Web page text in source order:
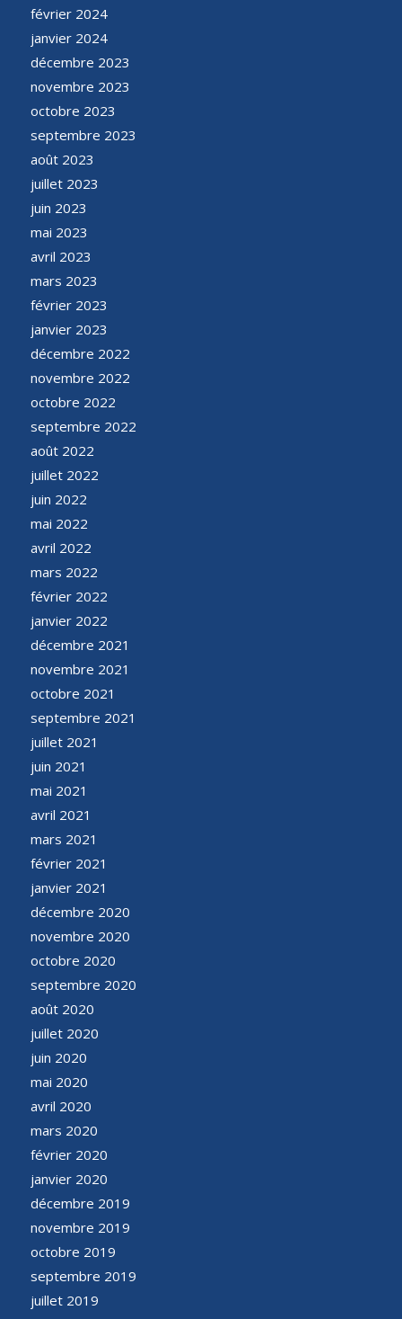
février 2024
janvier 2024
décembre 2023
novembre 2023
octobre 2023
septembre 2023
août 2023
juillet 2023
juin 2023
mai 2023
avril 2023
mars 2023
février 2023
janvier 2023
décembre 2022
novembre 2022
octobre 2022
septembre 2022
août 2022
juillet 2022
juin 2022
mai 2022
avril 2022
mars 2022
février 2022
janvier 2022
décembre 2021
novembre 2021
octobre 2021
septembre 2021
juillet 2021
juin 2021
mai 2021
avril 2021
mars 2021
février 2021
janvier 2021
décembre 2020
novembre 2020
octobre 2020
septembre 2020
août 2020
juillet 2020
juin 2020
mai 2020
avril 2020
mars 2020
février 2020
janvier 2020
décembre 2019
novembre 2019
octobre 2019
septembre 2019
juillet 2019